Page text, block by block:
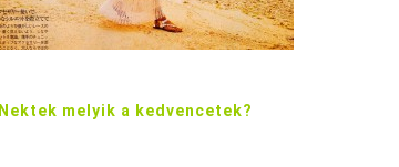
Nektek melyik a kedvencetek?